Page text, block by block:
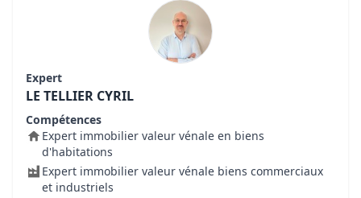
Expert
LE TELLIER CYRIL
Compétences
Expert immobilier valeur vénale en biens
d'habitations
Expert immobilier valeur vénale biens commerciaux
et industriels